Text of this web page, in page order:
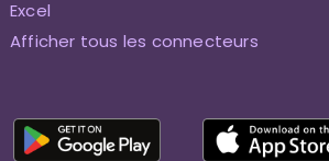
Excel
Afficher tous les connecteurs